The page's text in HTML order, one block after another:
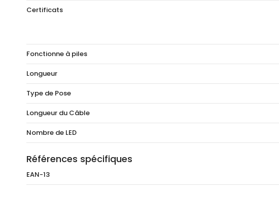
Certificats
Fonctionne à piles
Longueur
Type de Pose
Longueur du Câble
Nombre de LED
Références spécifiques
EAN-13